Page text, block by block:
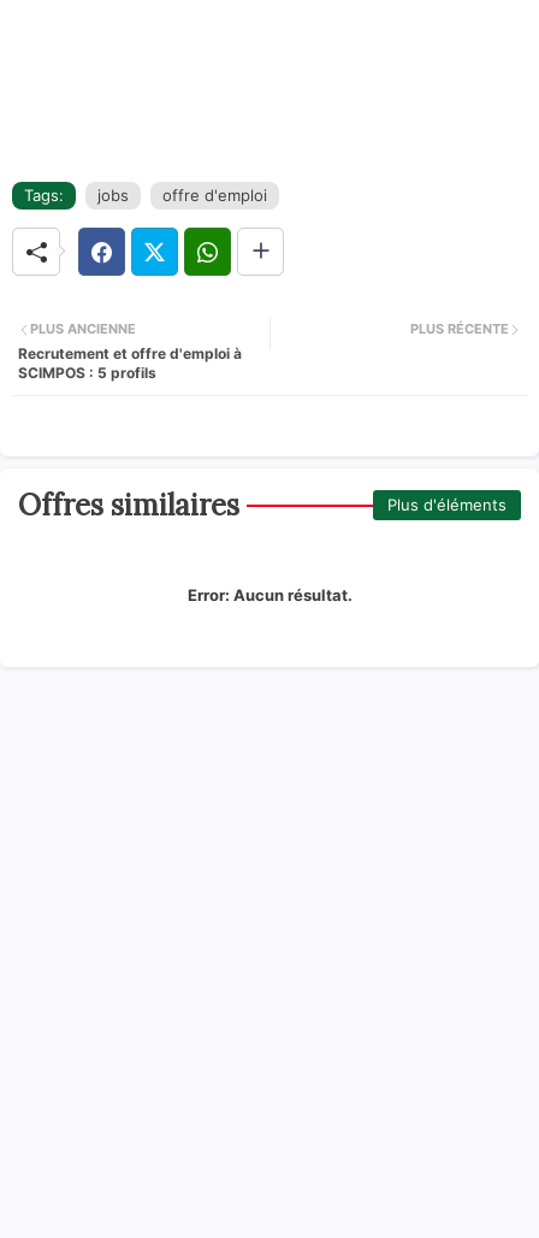
Tags: jobs offre d'emploi
PLUS RÉCENTE
PLUS ANCIENNE
Recrutement et offre d'emploi à
SCIMPOS : 5 profils
Offres similaires Plus d'éléments
Error: Aucun résultat.